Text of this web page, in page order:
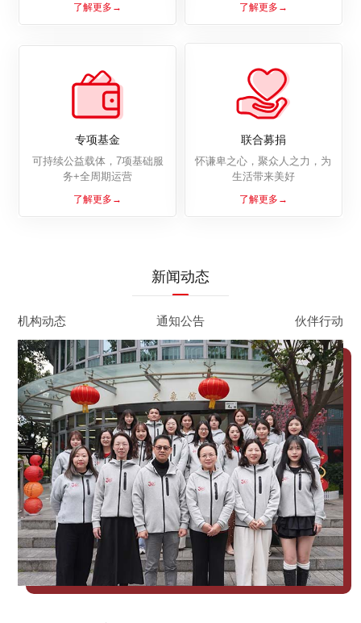
了解更多→ 了解更多→
专项基金
可持续公益载体，7项基础服
务+全周期运营
了解更多→
联合募捐
怀谦卑之心，聚众人之力，为
生活带来美好
了解更多→
新闻动态
机构动态 通知公告 伙伴行动